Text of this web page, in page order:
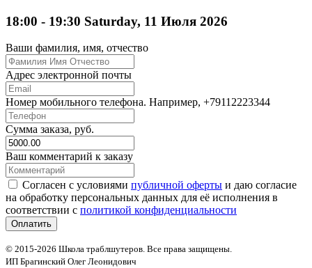
18:00 - 19:30 Saturday, 11 Июля 2026
Ваши фамилия, имя, отчество
Адрес электронной почты
Номер мобильного телефона. Например, +79112223344
Сумма заказа, руб.
Ваш комментарий к заказу
Согласен с условиями публичной оферты и даю согласие
на обработку персональных данных для её исполнения в
соответствии с политикой конфиденциальности
© 2015-2026 Школа траблшутеров. Все права защищены.
ИП Брагинский Олег Леонидович